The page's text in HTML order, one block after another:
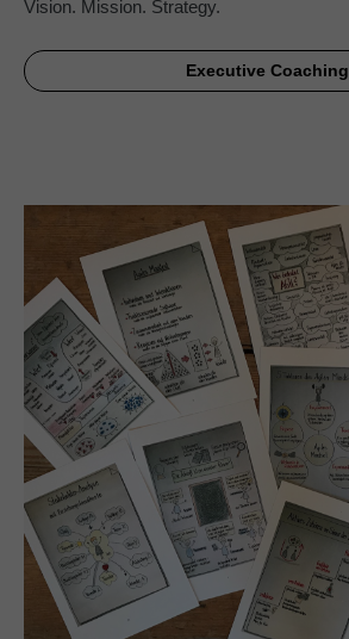
Vision. Mission. Strategy.
Executive Coaching